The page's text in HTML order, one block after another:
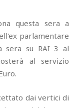
questa sera a
parlamentare
sera su RAI 3 al
al servizio
dai vertici di